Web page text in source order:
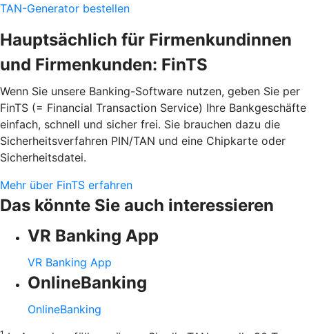
TAN-Generator bestellen
Hauptsächlich für Firmenkundinnen
und Firmenkunden: FinTS
Wenn Sie unsere Banking-Software nutzen, geben Sie per
FinTS (= Financial Transaction Service) Ihre Bankgeschäfte
einfach, schnell und sicher frei. Sie brauchen dazu die
Sicherheitsverfahren PIN/TAN und eine Chipkarte oder
Sicherheitsdatei.
Mehr über FinTS erfahren
Das könnte Sie auch interessieren
VR Banking App
VR Banking App
OnlineBanking
OnlineBanking